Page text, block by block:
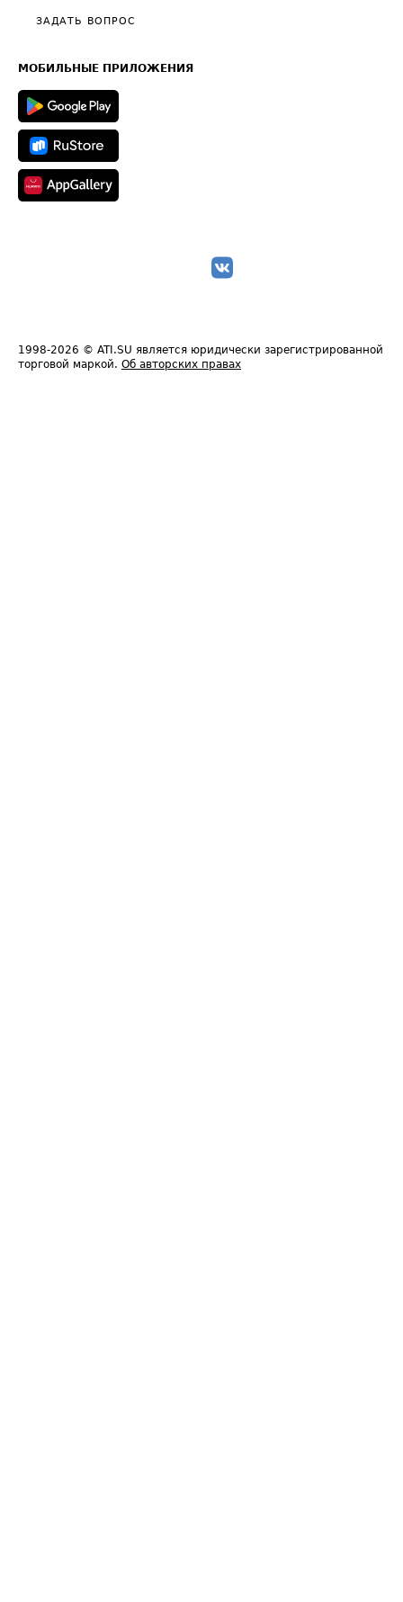
Общие положения
Полезное по перевозкам
Техническая информация
ЗАДАТЬ ВОПРОС
МОБИЛЬНЫЕ ПРИЛОЖЕНИЯ
1998-2026 © ATI.SU является юридически зарегистрированной
торговой маркой. Об авторских правах